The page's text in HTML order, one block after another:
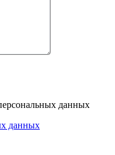
данных
данных